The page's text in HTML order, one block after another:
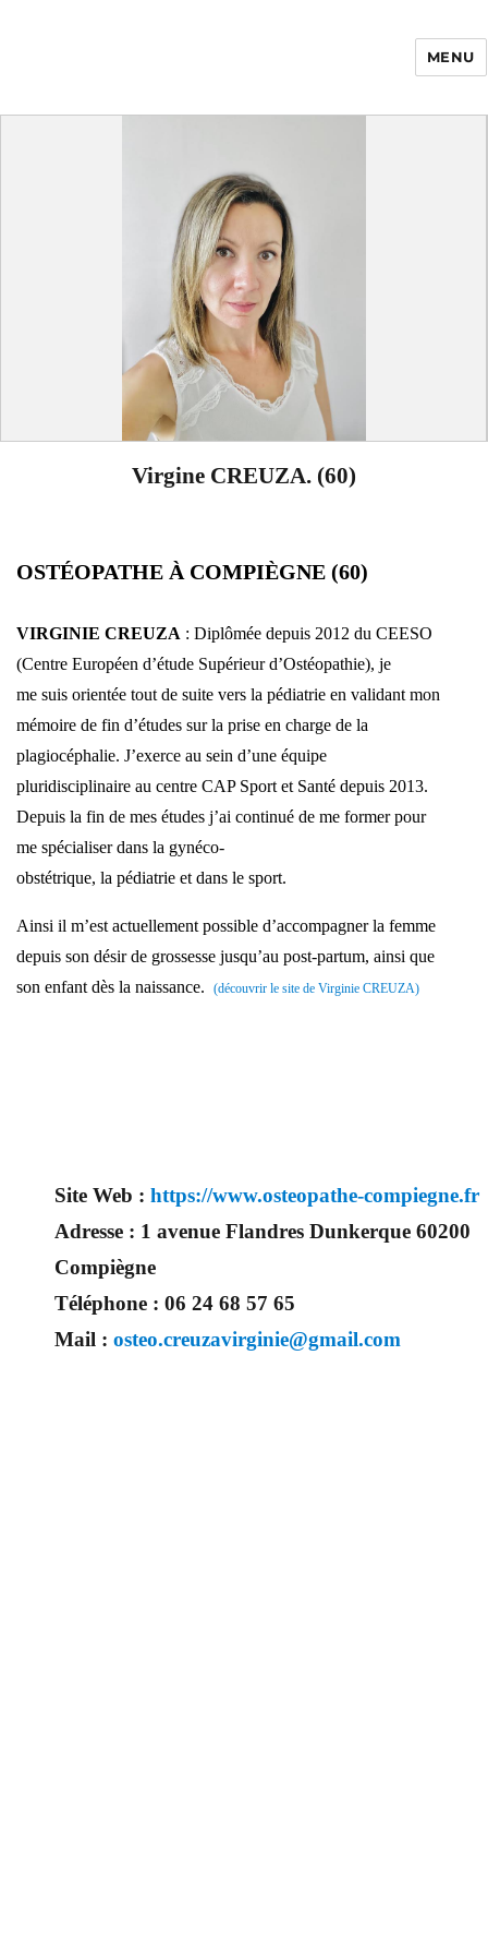
Enfance Made in
MENU
Virgine CREUZA. (60)
OSTÉOPATHE À COMPIÈGNE (60)
VIRGINIE CREUZA : Diplômée depuis 2012 du CEESO
(Centre Européen d’étude Supérieur d’Ostéopathie), je
me suis orientée tout de suite vers la pédiatrie en validant mon
mémoire de fin d’études sur la prise en charge de la
plagiocéphalie. J’exerce au sein d’une équipe
pluridisciplinaire au centre CAP Sport et Santé depuis 2013.
Depuis la fin de mes études j’ai continué de me former pour
me spécialiser dans la gynéco-
obstétrique, la pédiatrie et dans le sport.
Ainsi il m’est actuellement possible d’accompagner la femme
depuis son désir de grossesse jusqu’au post-partum, ainsi que
son enfant dès la naissance.
(découvrir le site de Virginie CREUZA)
Site Web : https://www.osteopathe-compiegne.fr
Adresse : 1 avenue Flandres Dunkerque 60200
Compiègne
Téléphone : 06 24 68 57 65
Mail : osteo.creuzavirginie@gmail.com